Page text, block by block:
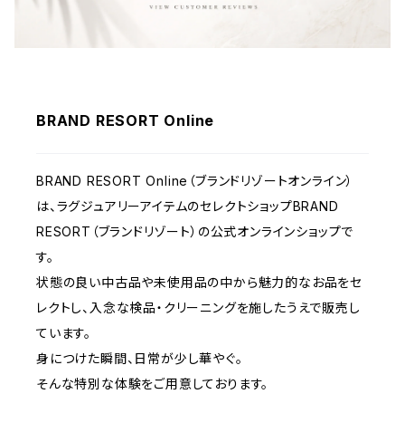
BRAND RESORT Online
BRAND RESORT Online（ブランドリゾートオンライン）
は、ラグジュアリーアイテムのセレクトショップBRAND
RESORT（ブランドリゾート）の公式オンラインショップで
す。
状態の良い中古品や未使用品の中から魅力的なお品をセ
レクトし、入念な検品・クリーニングを施したうえで販売し
ています。
身につけた瞬間、日常が少し華やぐ。
そんな特別な体験をご用意しております。